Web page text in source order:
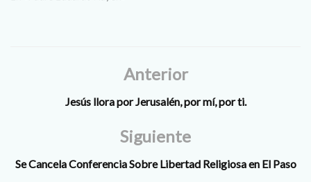
Anterior
Jesús llora por Jerusalén, por mí, por ti.
Siguiente
Se Cancela Conferencia Sobre Libertad Religiosa en El Paso